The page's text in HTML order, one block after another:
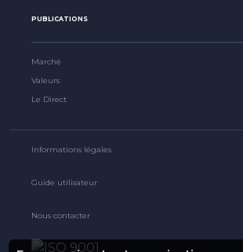
PUBLICATIONS
Marché
Valeurs
Le Direct
Informations légales
Guide utilisateur
Nous contacter